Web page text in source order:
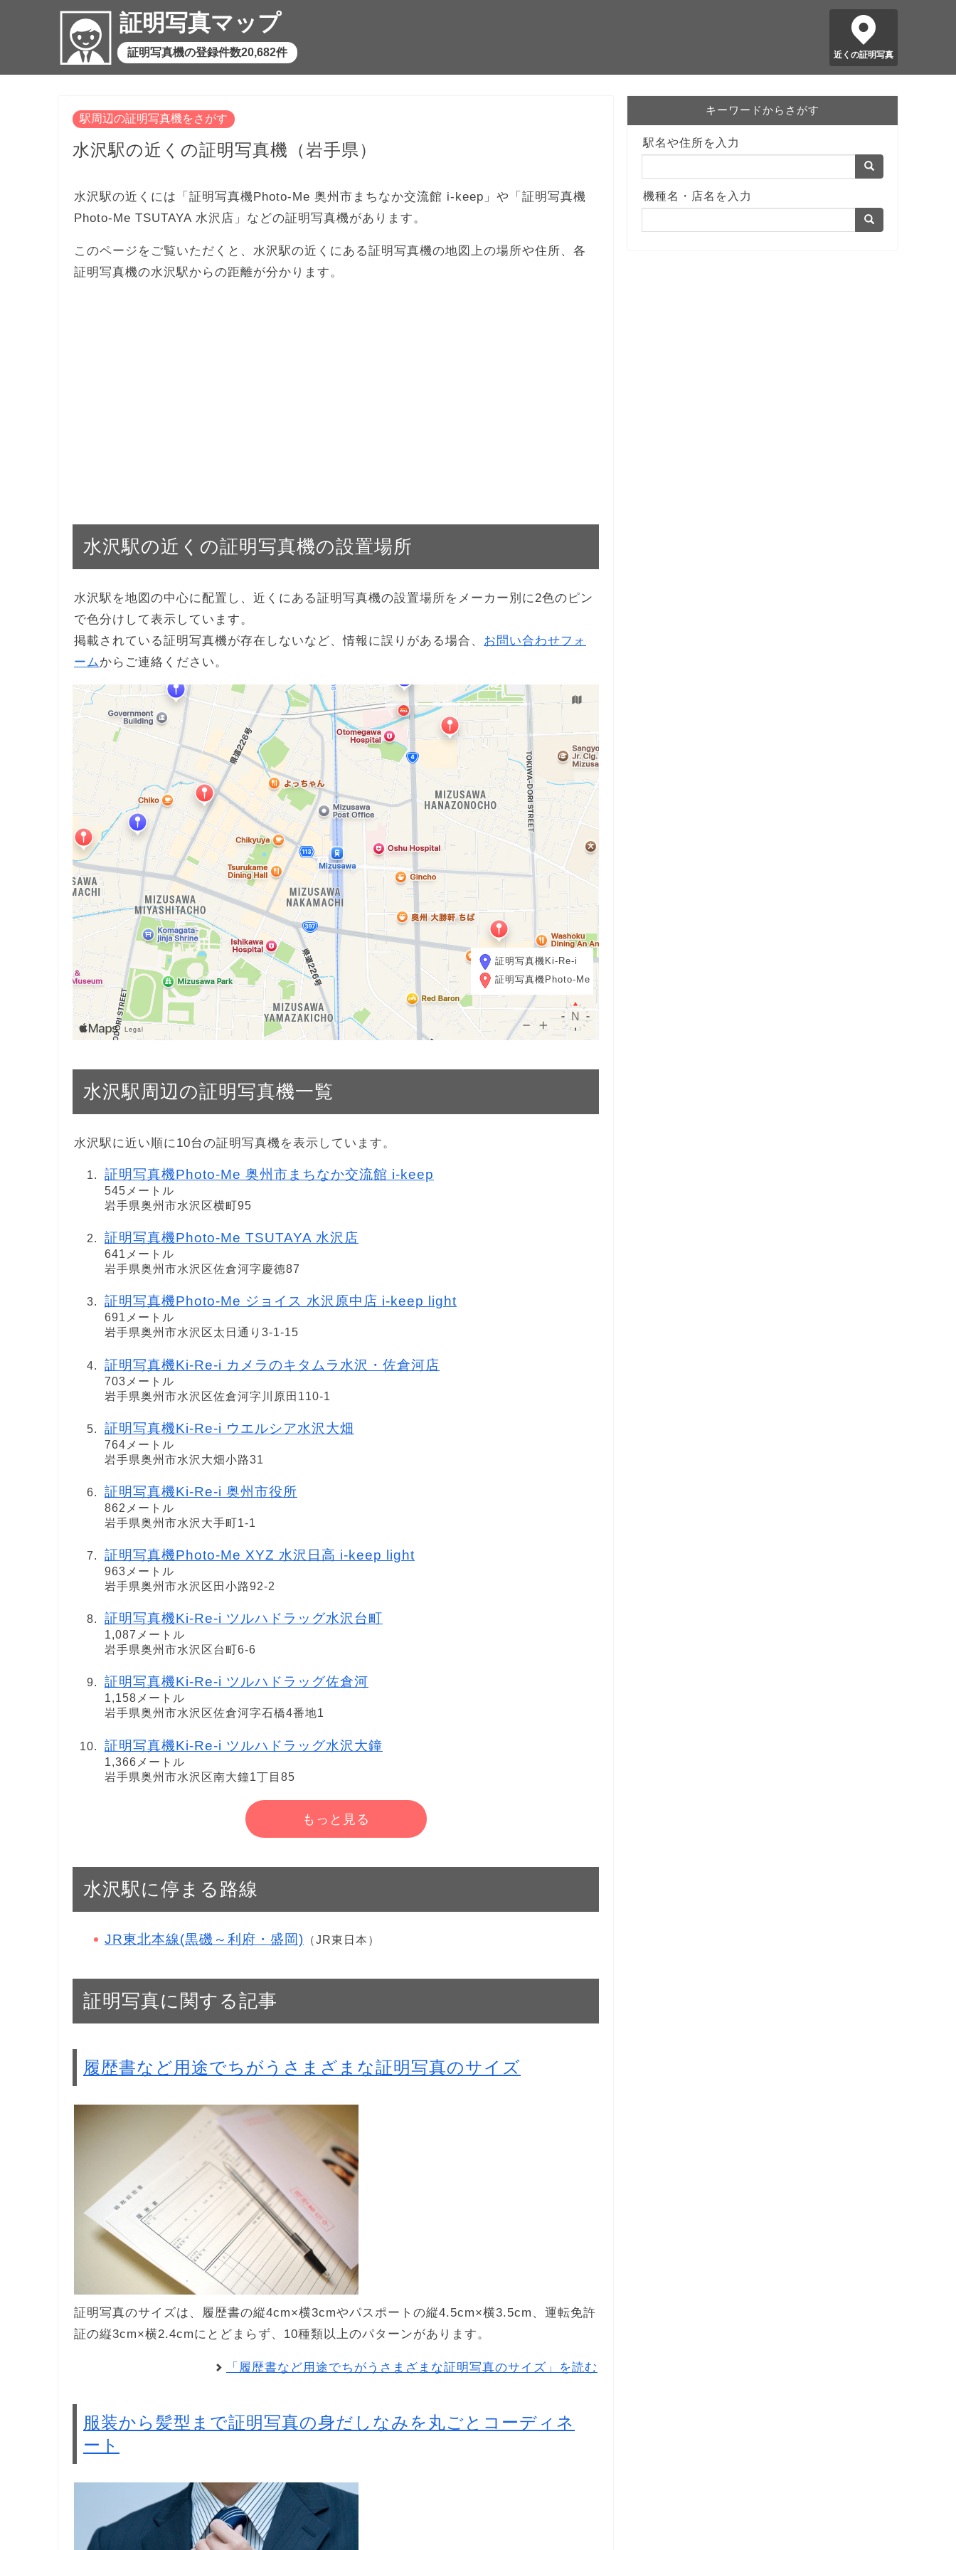
証明写真マップ
証明写真機の登録件数20,682件 近くの証明写真
駅周辺の証明写真機をさがす
水沢駅の近くの証明写真機（岩手県）
水沢駅の近くには「証明写真機Photo-Me 奥州市まちなか交流館 i-keep」や「証明写真機
Photo-Me TSUTAYA 水沢店」などの証明写真機があります。
このページをご覧いただくと、水沢駅の近くにある証明写真機の地図上の場所や住所、各
証明写真機の水沢駅からの距離が分かります。
水沢駅の近くの証明写真機の設置場所
水沢駅を地図の中心に配置し、近くにある証明写真機の設置場所をメーカー別に2色のピン
で色分けして表示しています。
掲載されている証明写真機が存在しないなど、情報に誤りがある場合、 お問い合わせフォ
ーム からご連絡ください。
証明写真機Ki-Re-i
証明写真機Photo-Me
水沢駅周辺の証明写真機一覧
水沢駅に近い順に10台の証明写真機を表示しています。
証明写真機Photo-Me 奥州市まちなか交流館 i-keep
545メートル
岩手県奥州市水沢区横町95
証明写真機Photo-Me TSUTAYA 水沢店
641メートル
岩手県奥州市水沢区佐倉河字慶徳87
証明写真機Photo-Me ジョイス 水沢原中店 i-keep light
691メートル
岩手県奥州市水沢区太日通り3-1-15
証明写真機Ki-Re-i カメラのキタムラ水沢・佐倉河店
703メートル
岩手県奥州市水沢区佐倉河字川原田110-1
証明写真機Ki-Re-i ウエルシア水沢大畑
764メートル
岩手県奥州市水沢大畑小路31
証明写真機Ki-Re-i 奥州市役所
862メートル
岩手県奥州市水沢大手町1-1
証明写真機Photo-Me XYZ 水沢日高 i-keep light
963メートル
岩手県奥州市水沢区田小路92-2
証明写真機Ki-Re-i ツルハドラッグ水沢台町
1,087メートル
岩手県奥州市水沢区台町6-6
証明写真機Ki-Re-i ツルハドラッグ佐倉河
1,158メートル
岩手県奥州市水沢区佐倉河字石橋4番地1
証明写真機Ki-Re-i ツルハドラッグ水沢大鐘
1,366メートル
岩手県奥州市水沢区南大鐘1丁目85
もっと見る
水沢駅に停まる路線
JR東北本線(黒磯～利府・盛岡) （JR東日本）
証明写真に関する記事
履歴書など用途でちがうさまざまな証明写真のサイズ
証明写真のサイズは、履歴書の縦4cm×横3cmやパスポートの縦4.5cm×横3.5cm、運転免許
証の縦3cm×横2.4cmにとどまらず、10種類以上のパターンがあります。
「履歴書など用途でちがうさまざまな証明写真のサイズ」を読む
服装から髪型まで証明写真の身だしなみを丸ごとコーディネ
ート
キーワードからさがす
駅名や住所を入力
機種名・店名を入力